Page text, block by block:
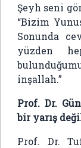
Şeyh seni
“Bizim
Sonunda
yüzden
inşallah.”
Prof. Dr.
bir yarış
Prof. Dr.